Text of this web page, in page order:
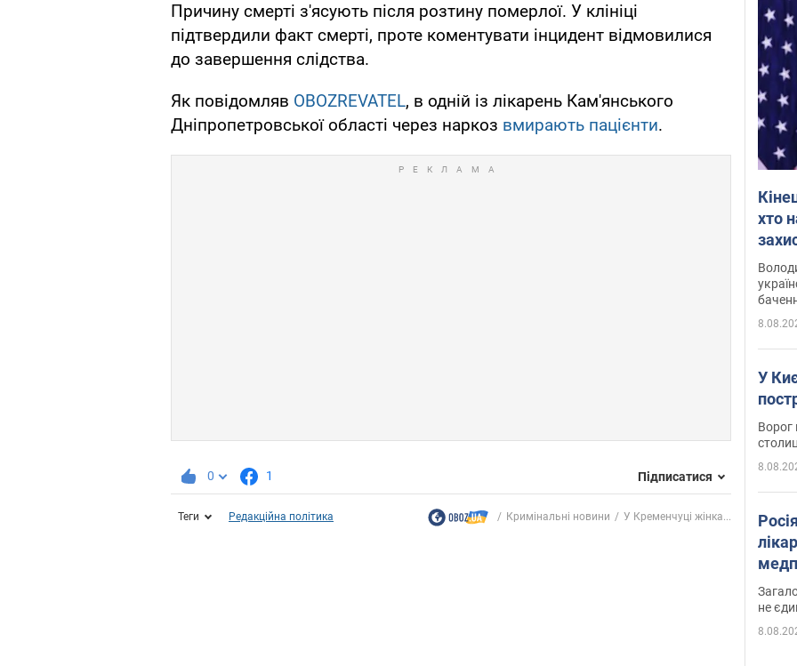
Причину смерті з'ясують після розтину померлої. У клініці
підтвердили факт смерті, проте коментувати інцидент відмовилися
до завершення слідства.
Як повідомляв OBOZREVATEL, в одній із лікарень Кам'янського
Дніпропетровської області через наркоз вмирають пацієнти.
0 1 Підписатися
Теги Редакційна політика Кримінальні новини У Кременчуці жінка...
хто
у
У
Ворог
не